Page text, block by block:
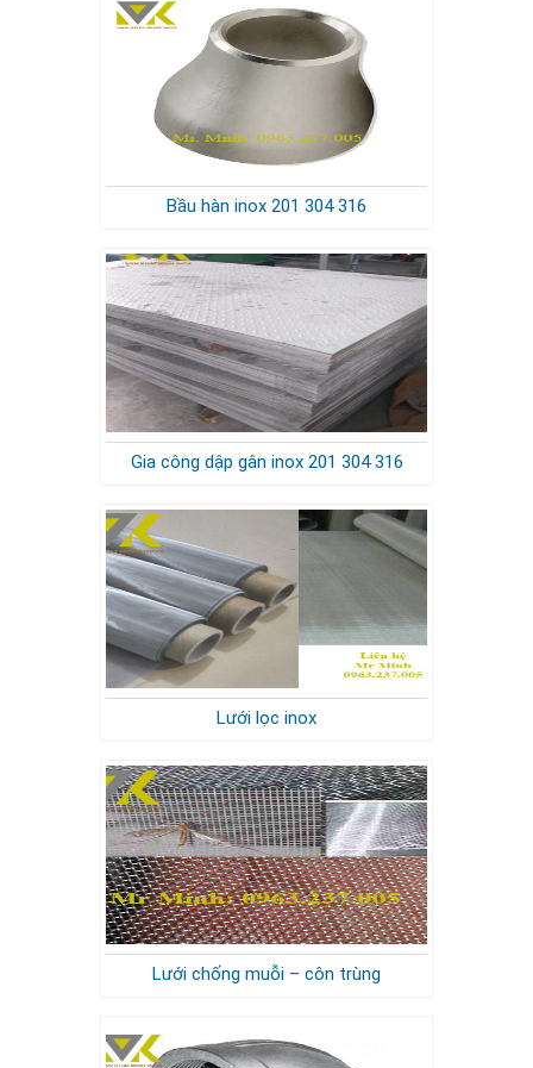
Bầu hàn inox 201 304 316
Gia công dập gân inox 201 304 316
Lưới lọc inox
Lưới chống muỗi – côn trùng